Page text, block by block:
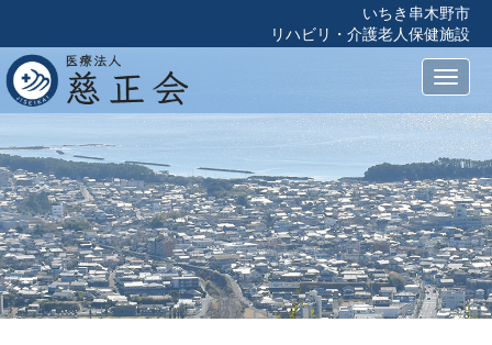
いちき串木野市
リハビリ・介護老人保健施設